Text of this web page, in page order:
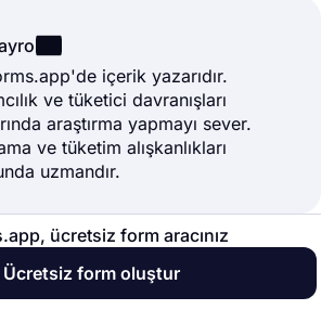
içerik yazarıdır.
ve tüketici davranışları
araştırma yapmayı sever.
ve tüketim alışkanlıkları
uzmandır.
ücretsiz form aracınız
Ücretsiz form oluştur